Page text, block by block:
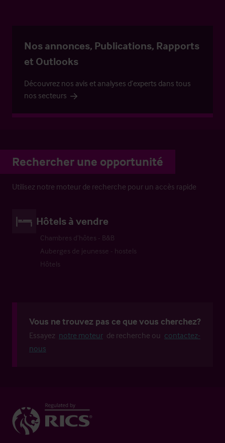
Nos annonces, Publications, Rapports
et Outlooks
Découvrez nos avis et analyses d’experts dans tous
nos secteurs
Rechercher une opportunité
Utilisez notre moteur de recherche pour un accès rapide
Hôtels à vendre
Chambres d’hôtes - B&B
Auberges de jeunesse - hostels
Hôtels
Vous ne trouvez pas ce que vous cherchez?
Essayez notre moteur de recherche ou contactez-
nous